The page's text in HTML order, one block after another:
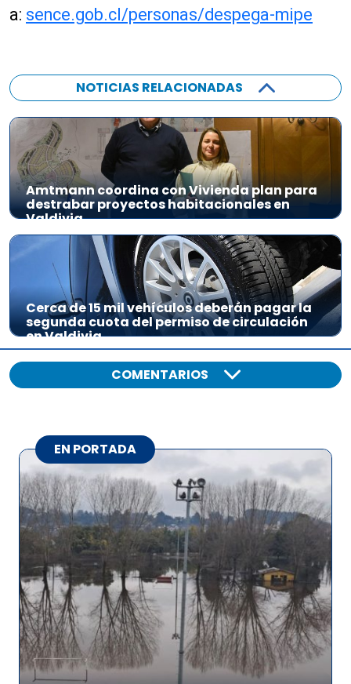
a: sence.gob.cl/personas/despega-mipe
NOTICIAS RELACIONADAS
Amtmann coordina con Vivienda plan para
destrabar proyectos habitacionales en
Valdivia
Cerca de 15 mil vehículos deberán pagar la
segunda cuota del permiso de circulación
en Valdivia
COMENTARIOS
EN PORTADA